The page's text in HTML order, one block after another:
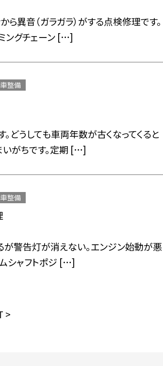
異音（ガラガラ）がする点検修理です。
ングチェーン […]
整備
どうしても車両年数が古くなってくると
がちです。定期 […]
整備
が警告灯が消えない。エンジン始動が悪
シャフトポジ […]
>